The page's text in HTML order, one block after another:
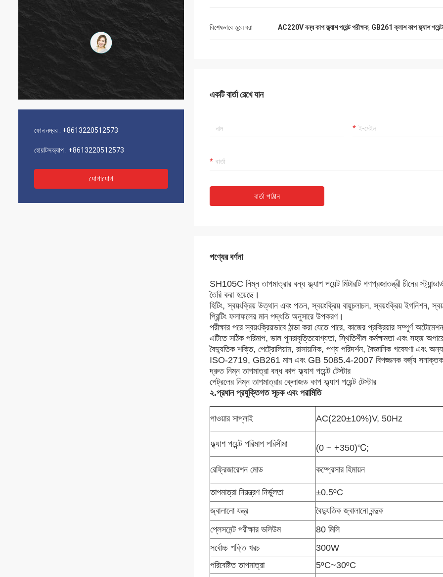
ফোন নম্বর : +8613220512573
হোয়াটসঅ্যাপ : +8613220512573
যোগাযোগ
বিশেষভাবে তুলে ধরা AC220V বন্ধ কাপ ফ্ল্যাশ পয়েন্ট পরীক্ষক, GB261 ক্লাশ কাপ ফ্ল্যাশ
একটি বার্তা রেখে যান
বার্তা পাঠান
পণ্যের বর্ণনা
SH105C নিম্ন তাপমাত্রার বন্ধ ফ্ল্যাশ পয়েন্ট মিটারটি গণপ্রজাতন্ত্রী চীনের
তৈরি করা হয়েছে।
হিটিং, স্বয়ংক্রিয় উত্থান এবং পতন, স্বয়ংক্রিয় বায়ুচলাচল, স্বয়ংক্রিয় ইগনিশন,
প্রিন্টিং ফলাফলের মান পদ্ধতি অনুসারে উপকরণ।
পরীক্ষার পরে স্বয়ংক্রিয়ভাবে ঠান্ডা করা যেতে পারে, কাজের প্রক্রিয়ার সম্পূর্ণ
এটিতে সঠিক পরিমাপ, ভাল পুনরাবৃত্তিযোগ্যতা, স্থিতিশীল কর্মক্ষমতা এবং সহজ
বৈদ্যুতিক শক্তি, পেট্রোলিয়াম, রাসায়নিক, পণ্য পরিদর্শন, বৈজ্ঞানিক গবেষণা এবং
ISO-2719, GB261 মান এবং GB 5085.4-2007 বিপজ্জনক বর্জ্য সনাক্তকরণ
দ্রুত নিম্ন তাপমাত্রা বন্ধ কাপ ফ্ল্যাশ পয়েন্ট টেস্টার
পেট্রলের নিম্ন তাপমাত্রার ক্লোজড কাপ ফ্ল্যাশ পয়েন্ট টেস্টার
২.প্রধান প্রযুক্তিগত সূচক এবং পরামিতি
পাওয়ার সাপ্লাই AC(220±10%)V, 50Hz
ফ্ল্যাশ পয়েন্ট পরিমাপ পরিসীমা (0 ~ +350)℃;
রেফ্রিজারেশন মোড কম্প্রেসার হিমায়ন
তাপমাত্রা নিয়ন্ত্রণ নির্ভুলতা
±0.5ºC
জ্বালানো যন্ত্র
বৈদ্যুতিক জ্বালানো বন্দুক
প্লেসমেন্ট পরীক্ষার ভলিউম
80 মিলি
সর্বোচ্চ শক্তি খরচ
300W
পরিবেষ্টিত তাপমাত্রা
5ºC~30ºC